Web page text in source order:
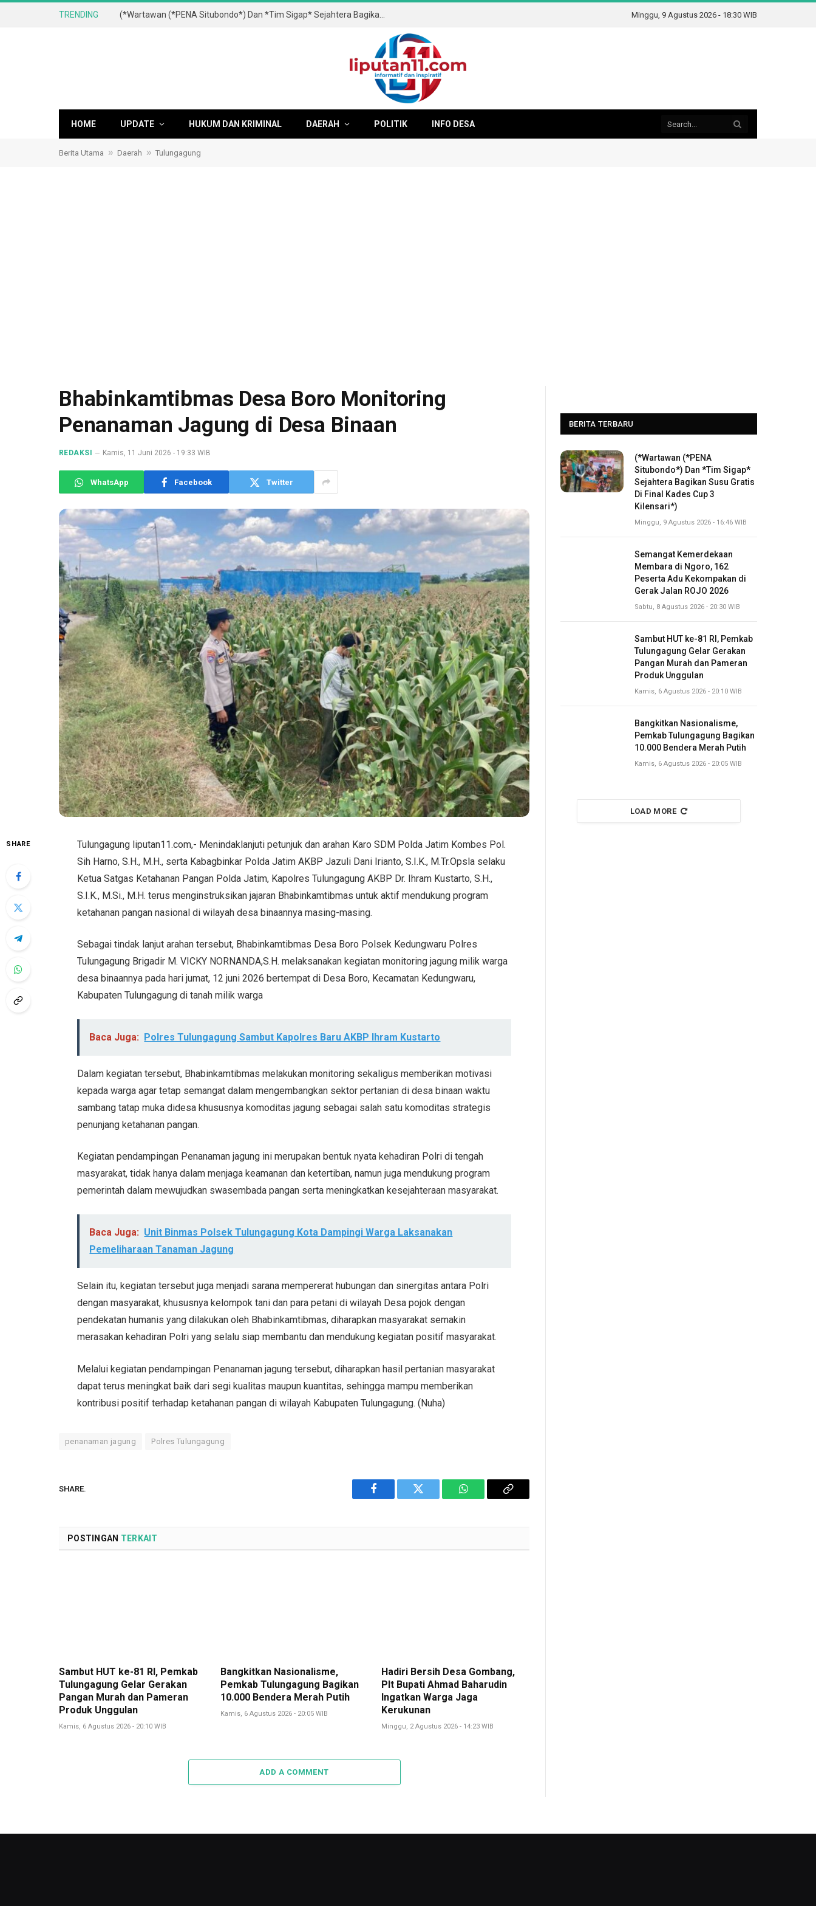
TRENDING Minggu, 9 Agustus 2026 - 18:30 WIB
HOME UPDATE HUKUM DAN KRIMINAL DAERAH POLITIK INFO DESA
Berita Utama » Daerah » Tulungagung
Bhabinkamtibmas Desa Boro Monitoring
Penanaman Jagung di Desa Binaan
REDAKSI Kamis, 11 Juni 2026 - 19:33 WIB
WhatsApp Facebook Twitter
SHARE
Tulungagung liputan11.com,- Menindaklanjuti petunjuk dan arahan Karo SDM Polda Jatim Kombes Pol.
Sih Harno, S.H., M.H., serta Kabagbinkar Polda Jatim AKBP Jazuli Dani Irianto, S.I.K., M.Tr.Opsla selaku
Ketua Satgas Ketahanan Pangan Polda Jatim, Kapolres Tulungagung AKBP Dr. Ihram Kustarto, S.H.,
S.I.K., M.Si., M.H. terus menginstruksikan jajaran Bhabinkamtibmas untuk aktif mendukung program
ketahanan pangan nasional di wilayah desa binaannya masing-masing.
Sebagai tindak lanjut arahan tersebut, Bhabinkamtibmas Desa Boro Polsek Kedungwaru Polres
Tulungagung Brigadir M. VICKY NORNANDA,S.H. melaksanakan kegiatan monitoring jagung milik warga
desa binaannya pada hari jumat, 12 juni 2026 bertempat di Desa Boro, Kecamatan Kedungwaru,
Kabupaten Tulungagung di tanah milik warga
Baca Juga: Polres Tulungagung Sambut Kapolres Baru AKBP Ihram Kustarto
Dalam kegiatan tersebut, Bhabinkamtibmas melakukan monitoring sekaligus memberikan motivasi
kepada warga agar tetap semangat dalam mengembangkan sektor pertanian di desa binaan waktu
sambang tatap muka didesa khususnya komoditas jagung sebagai salah satu komoditas strategis
penunjang ketahanan pangan.
Kegiatan pendampingan Penanaman jagung ini merupakan bentuk nyata kehadiran Polri di tengah
masyarakat, tidak hanya dalam menjaga keamanan dan ketertiban, namun juga mendukung program
pemerintah dalam mewujudkan swasembada pangan serta meningkatkan kesejahteraan masyarakat.
Baca Juga: Unit Binmas Polsek Tulungagung Kota Dampingi Warga Laksanakan
Pemeliharaan Tanaman Jagung
Selain itu, kegiatan tersebut juga menjadi sarana mempererat hubungan dan sinergitas antara Polri
dengan masyarakat, khususnya kelompok tani dan para petani di wilayah Desa pojok dengan
pendekatan humanis yang dilakukan oleh Bhabinkamtibmas, diharapkan masyarakat semakin
merasakan kehadiran Polri yang selalu siap membantu dan mendukung kegiatan positif masyarakat.
Melalui kegiatan pendampingan Penanaman jagung tersebut, diharapkan hasil pertanian masyarakat
dapat terus meningkat baik dari segi kualitas maupun kuantitas, sehingga mampu memberikan
kontribusi positif terhadap ketahanan pangan di wilayah Kabupaten Tulungagung. (Nuha)
penanaman jagung Polres Tulungagung
SHARE.
Facebook Twitter WhatsAppCopy
POSTINGAN TERKAIT
Sambut HUT ke-81 RI, Pemkab
Tulungagung Gelar Gerakan
Pangan Murah dan Pameran
Produk Unggulan
Kamis, 6 Agustus 2026 - 20:10 WIB
Bangkitkan Nasionalisme,
Pemkab Tulungagung Bagikan
10.000 Bendera Merah Putih
Kamis, 6 Agustus 2026 - 20:05 WIB
Hadiri Bersih Desa Gombang,
Plt Bupati Ahmad Baharudin
Ingatkan Warga Jaga
Kerukunan
Minggu, 2 Agustus 2026 - 14:23 WIB
ADD A COMMENT
BERITA TERBARU
(*Wartawan (*PENA
Situbondo*) Dan *Tim Sigap*
Sejahtera Bagikan Susu Gratis
Di Final Kades Cup 3
Kilensari*)
Minggu, 9 Agustus 2026 - 16:46 WIB
Semangat Kemerdekaan
Membara di Ngoro, 162
Peserta Adu Kekompakan di
Gerak Jalan ROJO 2026
Sabtu, 8 Agustus 2026 - 20:30 WIB
Sambut HUT ke-81 RI, Pemkab
Tulungagung Gelar Gerakan
Pangan Murah dan Pameran
Produk Unggulan
Kamis, 6 Agustus 2026 - 20:10 WIB
Bangkitkan Nasionalisme,
Pemkab Tulungagung Bagikan
10.000 Bendera Merah Putih
Kamis, 6 Agustus 2026 - 20:05 WIB
LOAD MORE